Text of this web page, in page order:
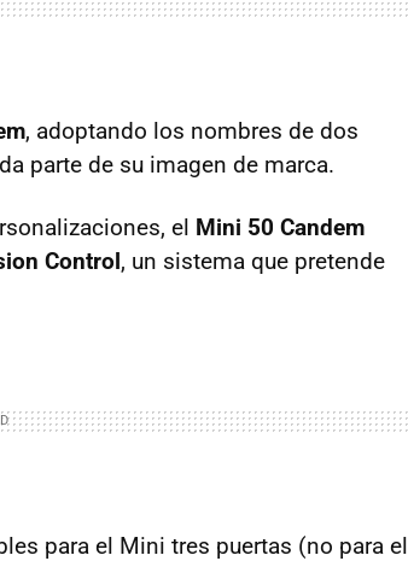
, adoptando los nombres de dos
parte de su imagen de marca.
el Mini 50 Candem
Control, un sistema que pretende
para el Mini tres puertas (no para el